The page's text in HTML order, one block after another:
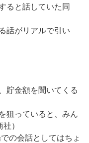
ると話していた同
話がリアルで引い
貯金額を聞いてくる
狙っていると、みん
）
の会話としてはちょ